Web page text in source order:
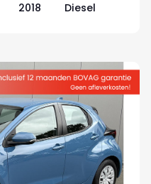
2018 Diesel